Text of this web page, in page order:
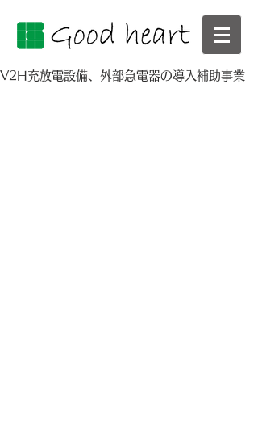
V2H充放電設備、外部急電器の導入補助事業